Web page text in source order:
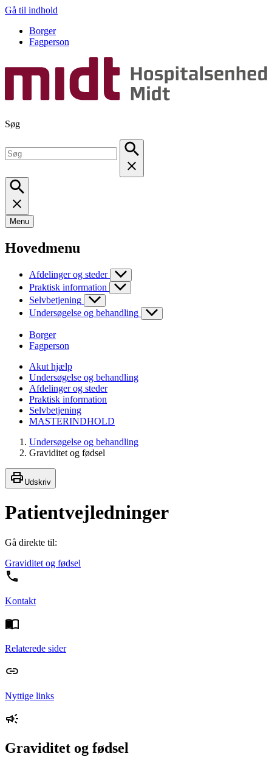
Gå til indhold
Borger
Fagperson
Søg
Menu
Hovedmenu
Afdelinger og steder
Praktisk information
Selvbetjening
Undersøgelse og behandling
Borger
Fagperson
Akut hjælp
Undersøgelse og behandling
Afdelinger og steder
Praktisk information
Selvbetjening
MASTERINDHOLD
Undersøgelse og behandling
Graviditet og fødsel
Udskriv
Patientvejledninger
Gå direkte til:
Graviditet og fødsel
Kontakt
Relaterede sider
Nyttige links
Graviditet og fødsel